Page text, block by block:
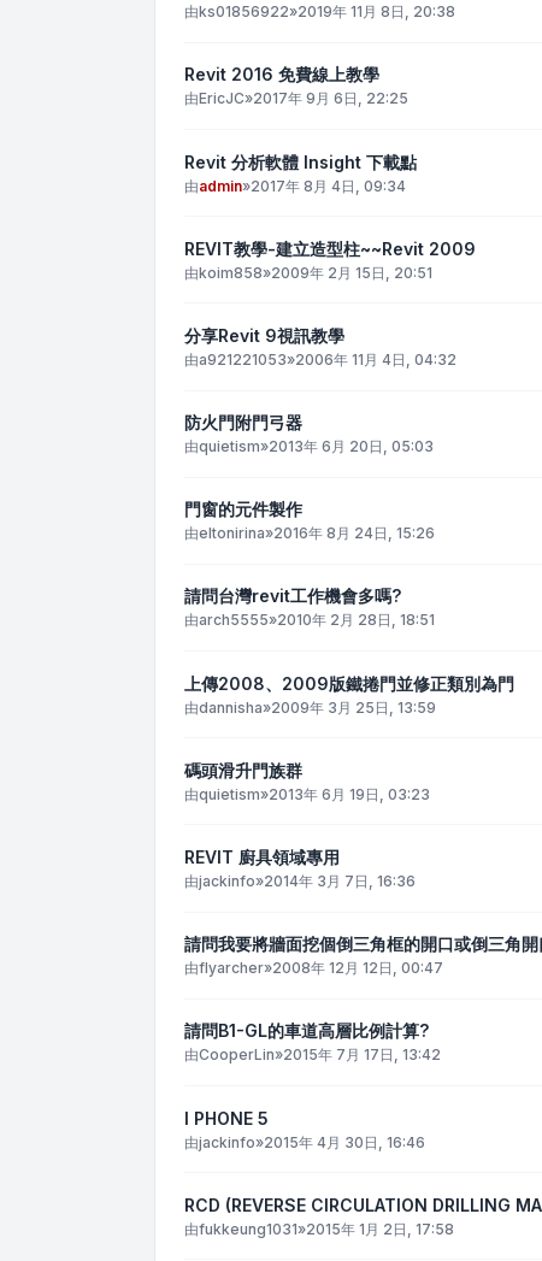
由ks01856922»2019年 11月 8日, 20:38
Revit 2016 免費線上教學
由EricJC»2017年 9月 6日, 22:25
Revit 分析軟體 Insight 下載點
由admin»2017年 8月 4日, 09:34
REVIT教學-建立造型柱~~Revit 2009
由koim858»2009年 2月 15日, 20:51
分享Revit 9視訊教學
由a921221053»2006年 11月 4日, 04:32
防火門附門弓器
由quietism»2013年 6月 20日, 05:03
門窗的元件製作
由eltonirina»2016年 8月 24日, 15:26
請問台灣revit工作機會多嗎?
由arch5555»2010年 2月 28日, 18:51
上傳2008、2009版鐵捲門並修正類別為門
由dannisha»2009年 3月 25日, 13:59
碼頭滑升門族群
由quietism»2013年 6月 19日, 03:23
REVIT 廚具領域專用
由jackinfo»2014年 3月 7日, 16:36
請問我要將牆面挖個倒三角框的開口或倒三角
由flyarcher»2008年 12月 12日, 00:47
請問B1-GL的車道高層比例計算?
由CooperLin»2015年 7月 17日, 13:42
I PHONE 5
由jackinfo»2015年 4月 30日, 16:46
RCD (REVERSE CIRCULATION DRILLING
由fukkeung1031»2015年 1月 2日, 17:58